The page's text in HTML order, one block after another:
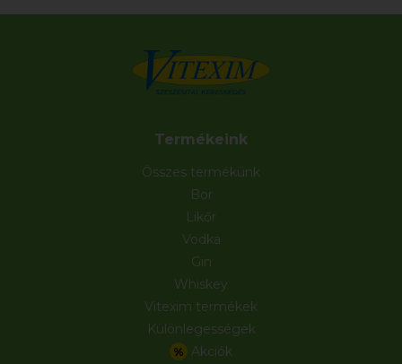
Termékeink
Összes termékünk
Bor
Likőr
Vodka
Gin
Whiskey
Vitexim termékek
Különlegességek
%
Akciók